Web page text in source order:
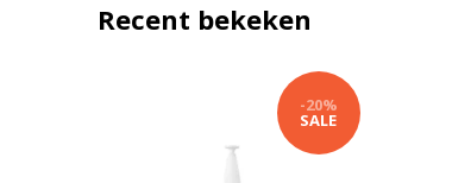
Recent bekeken
-20%
SALE